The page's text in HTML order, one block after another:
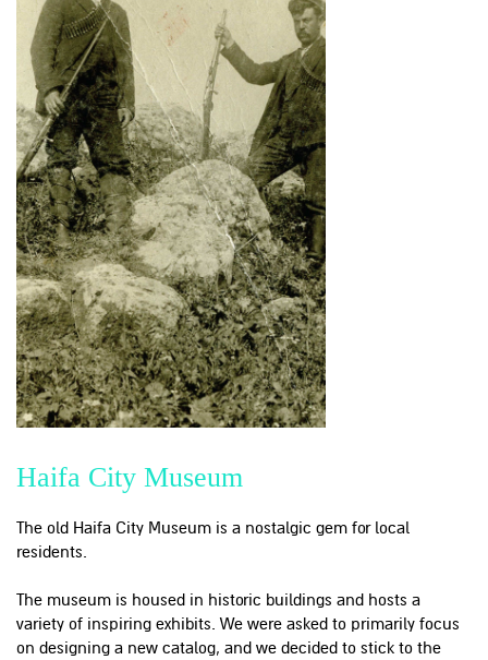
Haifa City Museum
The old Haifa City Museum is a nostalgic gem for local
residents.
The museum is housed in historic buildings and hosts a
variety of inspiring exhibits. We were asked to primarily focus
on designing a new catalog, and we decided to stick to the